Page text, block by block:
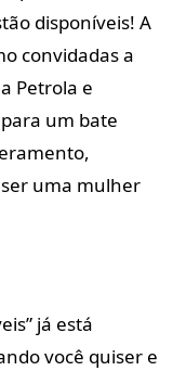
disponíveis! A
convidadas a
Petrola e
um bate
uma mulher
já está
você quiser e